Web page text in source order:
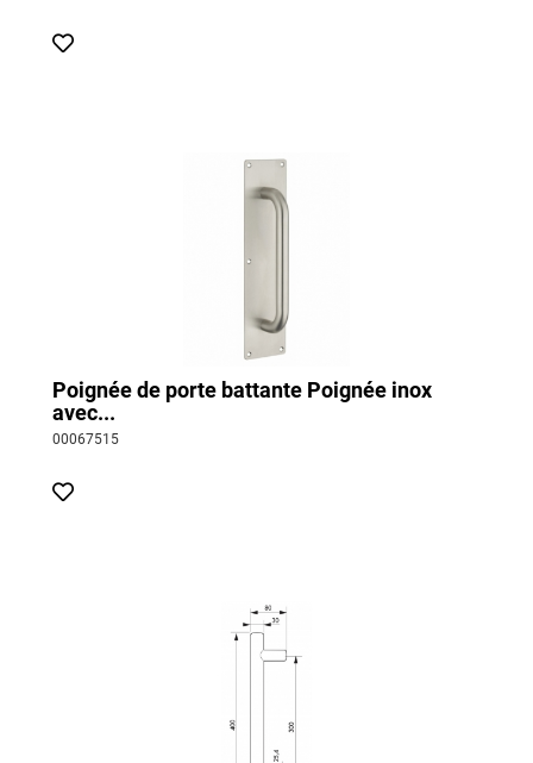
Poignée de porte battante Poignée inox
avec...
00067515